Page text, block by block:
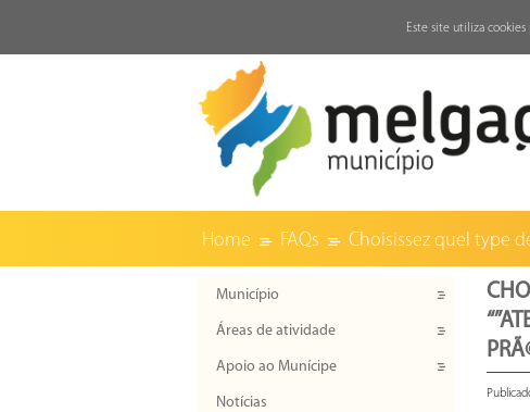
Home FAQs Choisissez quel type
Município
Áreas de atividade
Apoio ao Munícipe
Notícias
Este site utiliza